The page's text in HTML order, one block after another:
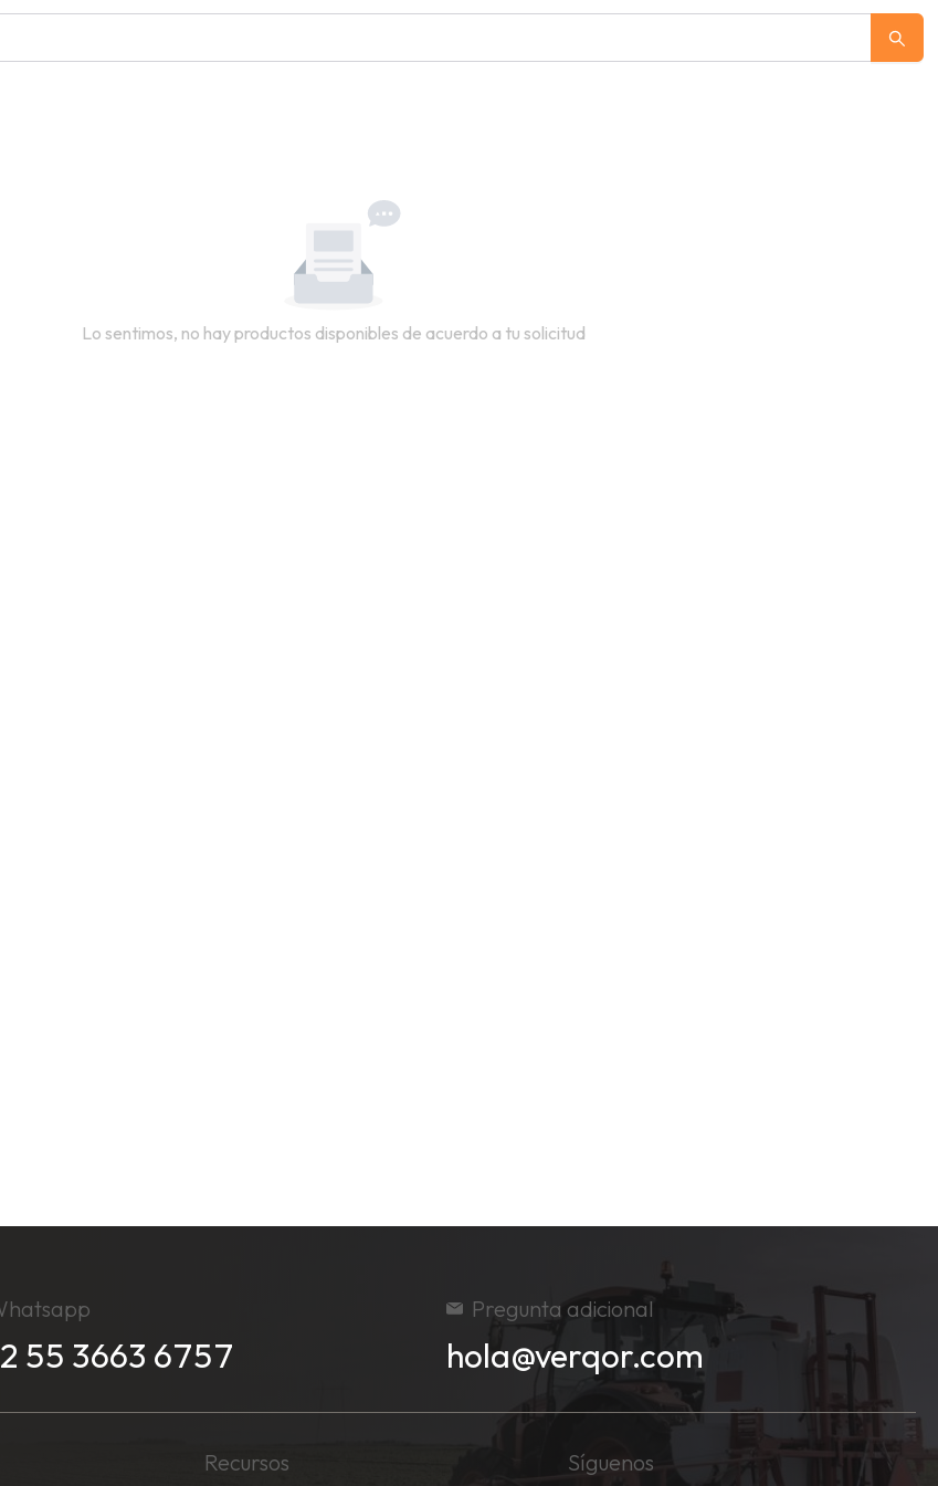
Lo sentimos, no hay productos disponibles de acuerdo a tu solicitud
55 3663 6757
Pregunta adicional
hola@verqor.com
Recursos Síguenos